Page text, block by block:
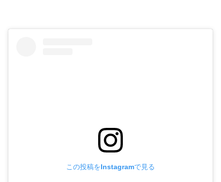
この投稿をInstagramで見る